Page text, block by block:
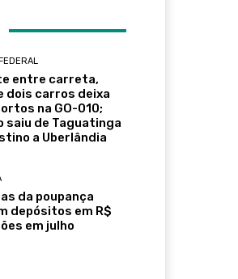
entre carreta,
dois carros deixa
na GO-010;
saiu de Taguatinga
a Uberlândia
da poupança
depósitos em R$
em julho